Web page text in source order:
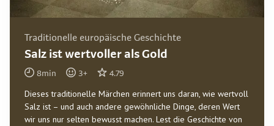
Traditionelle europäische Geschichte
Salz ist wertvoller als Gold
8min 3+ 4.79
Dieses traditionelle Märchen erinnert uns daran, wie wertvoll
Salz ist – und auch andere gewöhnliche Dinge, deren Wert
wir uns nur selten bewusst machen. Lest die Geschichte von